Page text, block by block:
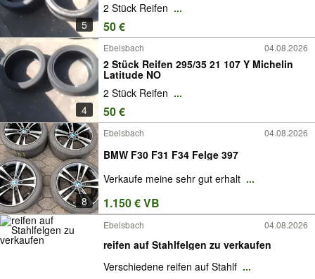
5
2 Stück Reifen ...
50 €
4
Ebelsbach 04.08.2026
2 Stück Reifen 295/35 21 107 Y Michelin
Latitude NO
2 Stück Reifen ...
50 €
8
Ebelsbach 04.08.2026
BMW F30 F31 F34 Felge 397
Verkaufe meine sehr gut erhalt ...
1.150 € VB
Ebelsbach 04.08.2026
reifen auf Stahlfelgen zu verkaufen
Verschiedene reifen auf Stahlf ...